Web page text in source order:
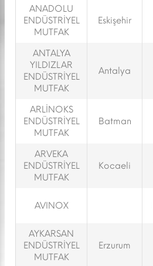
ANADOLU
ENDÜSTRİYEL
MUTFAK
Eskişehir
ANTALYA
YILDIZLAR
ENDÜSTRİYEL
MUTFAK
Antalya
ARLİNOKS
ENDÜSTRİYEL
MUTFAK
Batman
ARVEKA
ENDÜSTRİYEL
MUTFAK
Kocaeli
AVINOX
AYKARSAN
ENDÜSTRİYEL
MUTFAK
Erzurum